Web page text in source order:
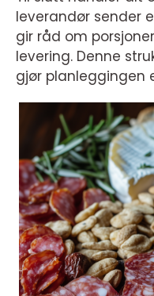
leverandør sender
gir råd om
levering. Denne
gjør planleggingen